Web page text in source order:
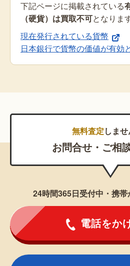
下記ページに掲載されている
（硬貨）は買取不可となりま
現在発行されている貨幣
日本銀行で貨幣の価値が有効
無料査定しま
お問合せ・ご相
24時間365日受付中・携帯
電話をか